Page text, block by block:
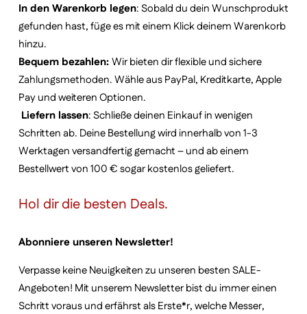
In den Warenkorb legen: Sobald du dein Wunschprodukt
gefunden hast, füge es mit einem Klick deinem Warenkorb
hinzu.
Bequem bezahlen:Wir bieten dir flexible und sichere
Zahlungsmethoden. Wähle aus PayPal, Kreditkarte, Apple
Pay und weiteren Optionen.
Liefern lassen: Schließe deinen Einkauf in wenigen
Schritten ab. Deine Bestellung wird innerhalb von 1-3
Werktagen versandfertig gemacht – und ab einem
Bestellwert von 100 € sogar kostenlos geliefert.
Hol dir die besten Deals.
Abonniere unseren Newsletter!
Verpasse keine Neuigkeiten zu unseren besten SALE-
Angeboten! Mit unserem Newsletter bist du immer einen
Schritt voraus und erfährst als Erste*r, welche Messer,